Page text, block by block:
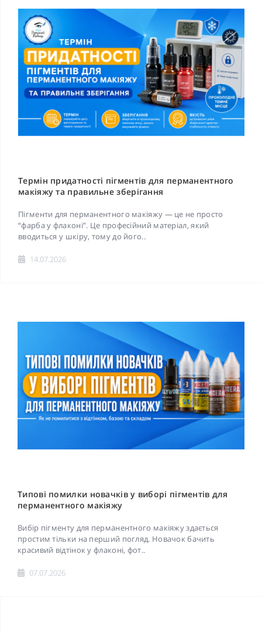
Термін придатності пігментів для перманентного
макіяжу та правильне зберігання
Пігменти для перманентного макіяжу — це не просто
“фарба у флаконі”. Це професійний матеріал, який
вводиться у шкіру, тому до його..
14.07.2026
Типові помилки новачків у виборі пігментів для
перманентного макіяжу
Вибір пігменту для перманентного макіяжу здається
простим тільки на перший погляд. Новачок бачить
красивий відтінок у флаконі, фот..
07.07.2026